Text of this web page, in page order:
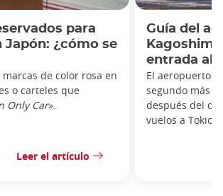
para
Japón: ¿cómo se
marcas de color rosa en
o carteles que
Only Car».
Leer el artículo
Guía del
entrada al
El aeropuerto
segundo más
después del de
vuelos a Tokio,